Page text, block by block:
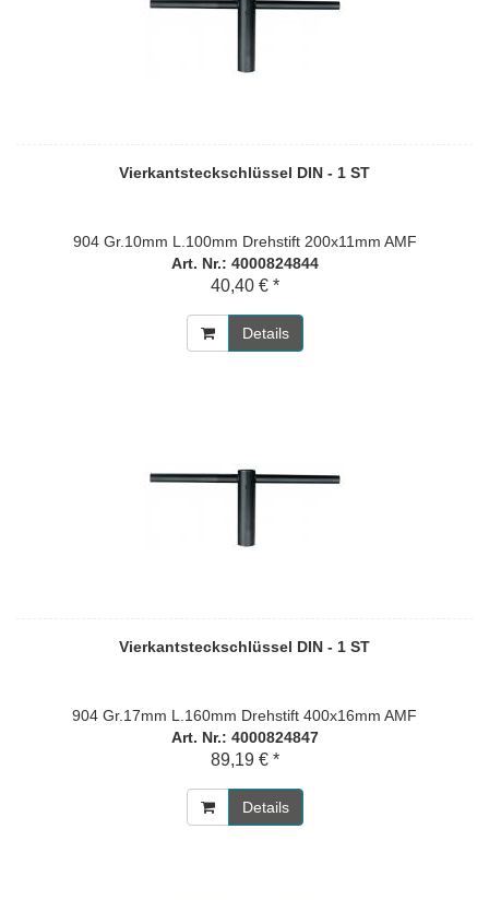
Vierkantsteckschlüssel DIN - 1 ST
904 Gr.10mm L.100mm Drehstift 200x11mm AMF
Art. Nr.: 4000824844
40,40 € *
Details
Vierkantsteckschlüssel DIN - 1 ST
904 Gr.17mm L.160mm Drehstift 400x16mm AMF
Art. Nr.: 4000824847
89,19 € *
Details